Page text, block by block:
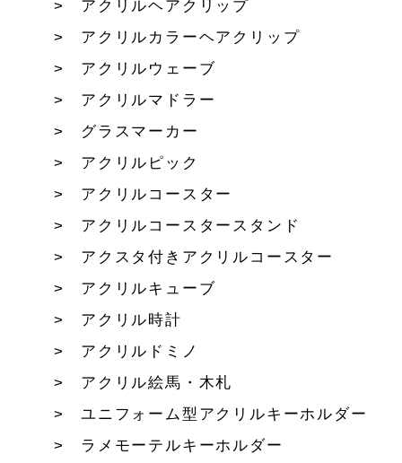
アクリルヘアクリップ
アクリルカラーヘアクリップ
アクリルウェーブ
アクリルマドラー
グラスマーカー
アクリルピック
アクリルコースター
アクリルコースタースタンド
アクスタ付きアクリルコースター
アクリルキューブ
アクリル時計
アクリルドミノ
アクリル絵馬・木札
ユニフォーム型アクリルキーホルダー
ラメモーテルキーホルダー